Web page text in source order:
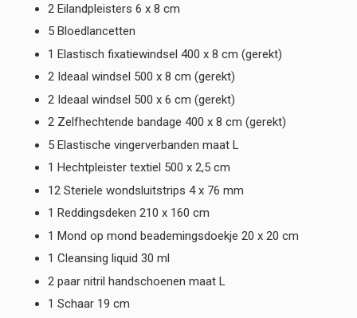
2 Eilandpleisters 6 x 8 cm
5 Bloedlancetten
1 Elastisch fixatiewindsel 400 x 8 cm (gerekt)
2 Ideaal windsel 500 x 8 cm (gerekt)
2 Ideaal windsel 500 x 6 cm (gerekt)
2 Zelfhechtende bandage 400 x 8 cm (gerekt)
5 Elastische vingerverbanden maat L
1 Hechtpleister textiel 500 x 2,5 cm
12 Steriele wondsluitstrips 4 x 76 mm
1 Reddingsdeken 210 x 160 cm
1 Mond op mond beademingsdoekje 20 x 20 cm
1 Cleansing liquid 30 ml
2 paar nitril handschoenen maat L
1 Schaar 19 cm